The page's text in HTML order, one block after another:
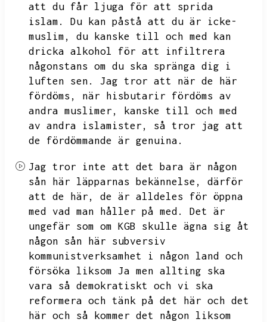
att du får ljuga för att sprida
islam.
Du kan påstå att du är icke-
muslim,
du kanske till och med kan
dricka alkohol för att infiltrera
någonstans om du ska spränga dig i
luften sen.
Jag tror att när de här
fördöms,
när hisbutarir fördöms av
andra muslimer,
kanske till och med
av andra islamister,
så tror jag att
de fördömmande är genuina.
Jag tror inte att det bara är någon
sån här läpparnas bekännelse,
därför
att de här,
de är alldeles för öppna
med vad man håller på med.
Det är
ungefär som om KGB skulle ägna sig åt
någon sån här subversiv
kommunistverksamhet i någon land och
försöka liksom Ja men allting ska
vara så demokratiskt och vi ska
reformera och tänk på det här och det
här och så kommer det någon liksom